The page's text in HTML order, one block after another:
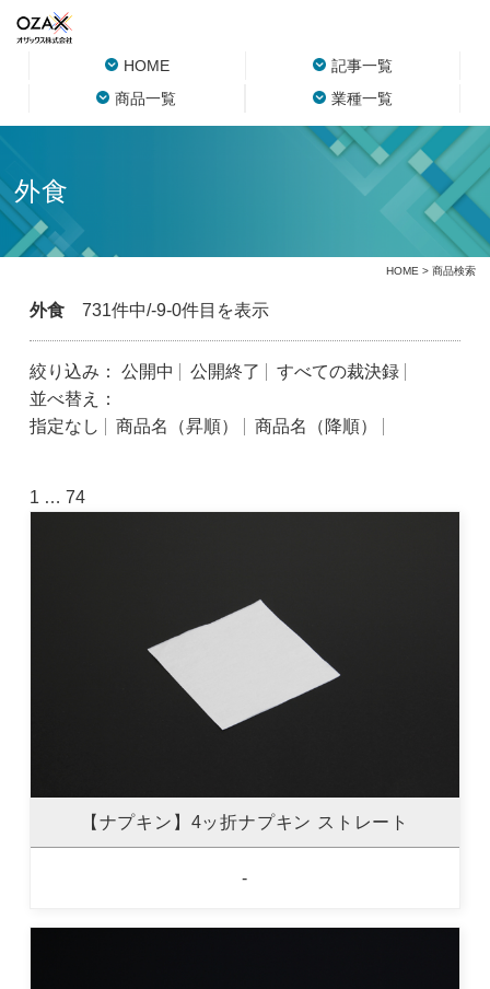
HOME
記事一覧
商品一覧
業種一覧
外食
HOME > 商品検索
外食731件中/-9-0件目を表示
絞り込み： 公開中 公開終了
すべての裁決録
並べ替え：
指定なし
商品名（昇順） 商品名（降順）
1 … 74
【ナプキン】4ッ折ナプキン ストレート
-